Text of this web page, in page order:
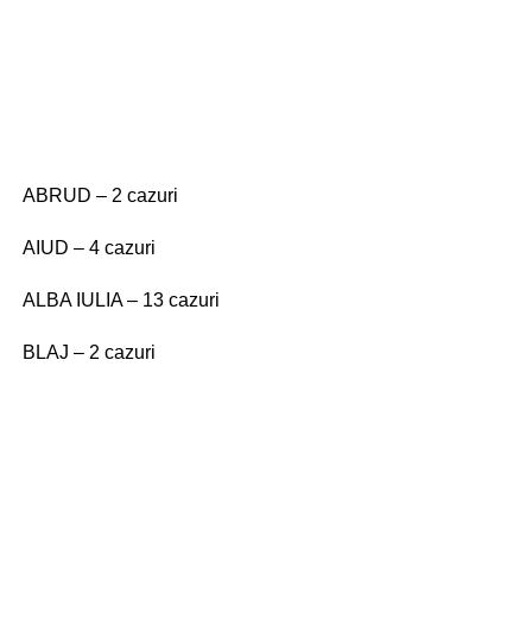
ABRUD – 2 cazuri
AIUD – 4 cazuri
ALBA IULIA – 13 cazuri
BLAJ – 2 cazuri